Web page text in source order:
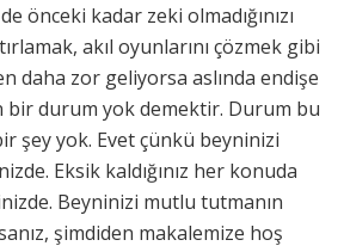
önceki kadar zeki olmadığınızı
akıl oyunlarını çözmek gibi
daha zor geliyorsa aslında endişe
durum yok demektir. Durum bu
şey yok. Evet çünkü beyninizi
Eksik kaldığınız her konuda
Beyninizi mutlu tutmanın
şimdiden makalemize hoş